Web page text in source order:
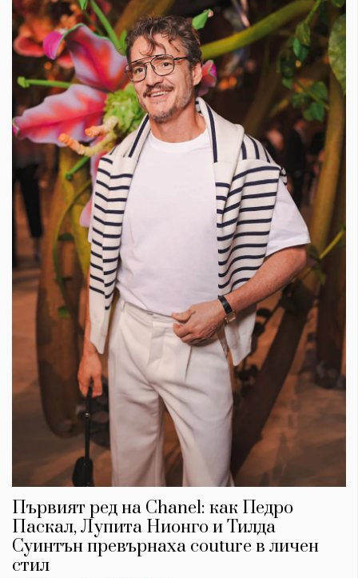
Първият ред на Chanel: как Педро
Паскал, Лупита Нионго и Тилда
Суинтън превърнаха couture в личен
стил